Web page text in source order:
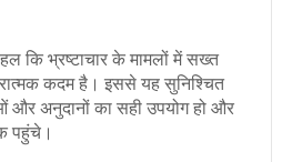
कि भ्रष्टाचार के मामलों में सख्त
कदम है। इससे यह सुनिश्चित
और अनुदानों का सही उपयोग हो और
पहुंचे।